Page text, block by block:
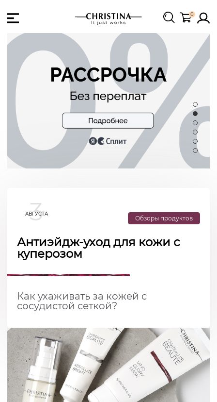
0
3
АВГУСТА
Обзоры продуктов
Антиэйдж-уход для кожи с
куперозом
Как ухаживать за кожей с
сосудистой сеткой?